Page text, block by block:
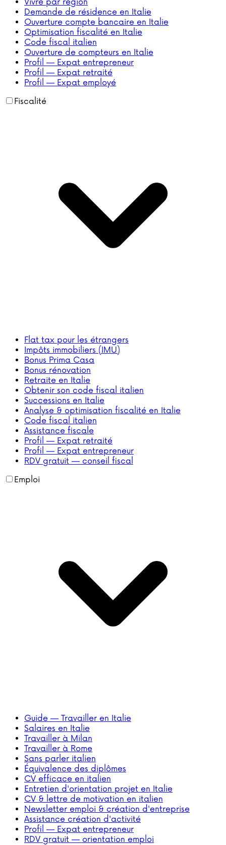
Vivre par région
Demande de résidence en Italie
Ouverture compte bancaire en Italie
Optimisation fiscalité en Italie
Code fiscal italien
Ouverture de compteurs en Italie
Profil — Expat entrepreneur
Profil — Expat retraité
Profil — Expat employé
Fiscalité
Flat tax pour les étrangers
Impôts immobiliers (IMU)
Bonus Prima Casa
Bonus rénovation
Retraite en Italie
Obtenir son code fiscal italien
Successions en Italie
Analyse & optimisation fiscalité en Italie
Code fiscal italien
Assistance fiscale
Profil — Expat retraité
Profil — Expat entrepreneur
RDV gratuit — conseil fiscal
Emploi
Guide — Travailler en Italie
Salaires en Italie
Travailler à Milan
Travailler à Rome
Sans parler italien
Équivalence des diplômes
CV efficace en italien
Entretien d'orientation projet en Italie
CV & lettre de motivation en italien
Newsletter emploi & création d'entreprise
Assistance création d'activité
Profil — Expat entrepreneur
RDV gratuit — orientation emploi